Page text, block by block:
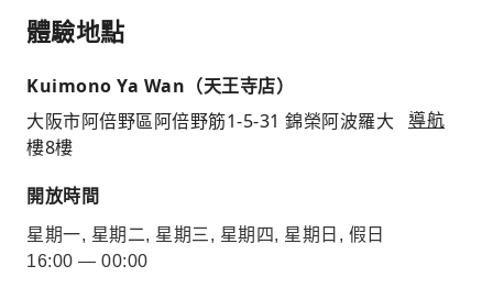
體驗地點
Kuimono Ya Wan（天王寺店）
大阪市阿倍野區阿倍野筋1-5-31 錦榮阿波羅大
樓8樓
導航
開放時間
星期一, 星期二, 星期三, 星期四, 星期日, 假日
16:00 — 00:00